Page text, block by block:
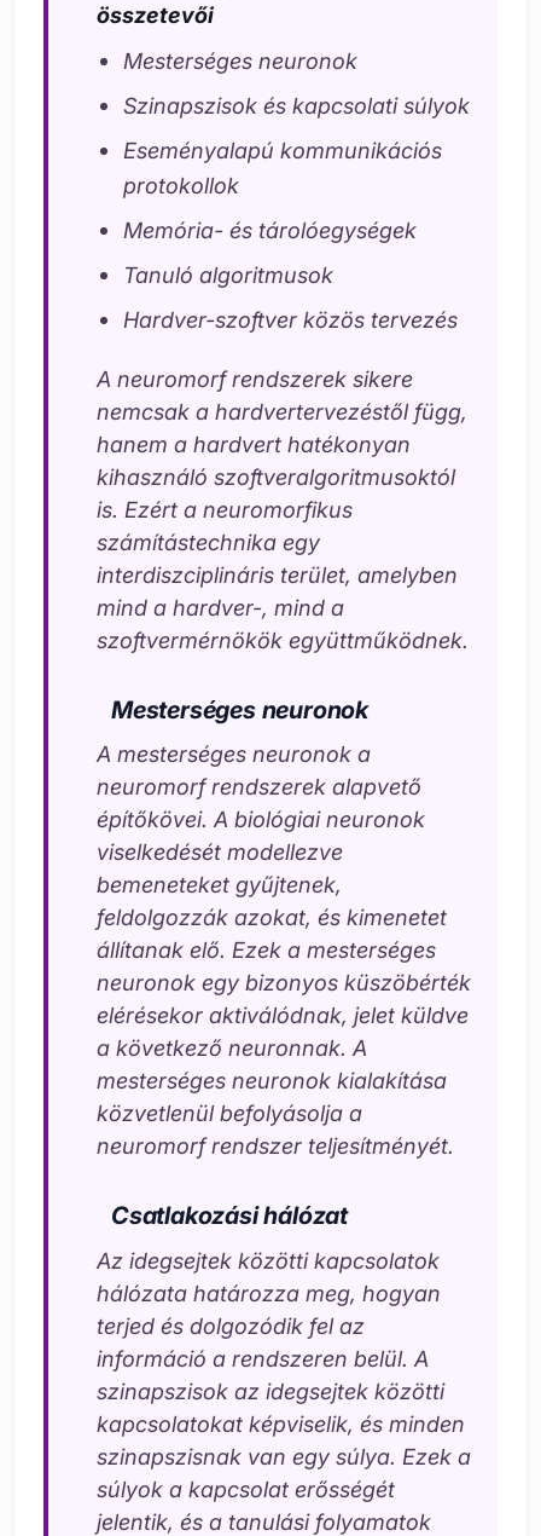
összetevői
Mesterséges neuronok
Szinapszisok és kapcsolati súlyok
Eseményalapú kommunikációs
protokollok
Memória- és tárolóegységek
Tanuló algoritmusok
Hardver-szoftver közös tervezés
A neuromorf rendszerek sikere
nemcsak a hardvertervezéstől függ,
hanem a hardvert hatékonyan
kihasználó szoftveralgoritmusoktól
is. Ezért a neuromorfikus
számítástechnika egy
interdiszciplináris terület, amelyben
mind a hardver-, mind a
szoftvermérnökök együttműködnek.
Mesterséges neuronok
A mesterséges neuronok a
neuromorf rendszerek alapvető
építőkövei. A biológiai neuronok
viselkedését modellezve
bemeneteket gyűjtenek,
feldolgozzák azokat, és kimenetet
állítanak elő. Ezek a mesterséges
neuronok egy bizonyos küszöbérték
elérésekor aktiválódnak, jelet küldve
a következő neuronnak. A
mesterséges neuronok kialakítása
közvetlenül befolyásolja a
neuromorf rendszer teljesítményét.
Csatlakozási hálózat
Az idegsejtek közötti kapcsolatok
hálózata határozza meg, hogyan
terjed és dolgozódik fel az
információ a rendszeren belül. A
szinapszisok az idegsejtek közötti
kapcsolatokat képviselik, és minden
szinapszisnak van egy súlya. Ezek a
súlyok a kapcsolat erősségét
jelentik, és a tanulási folyamatok